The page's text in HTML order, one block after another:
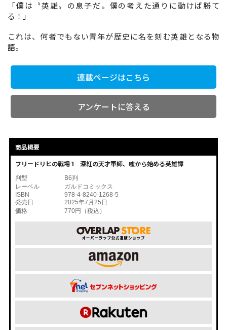
「僕は〝英雄〟の息子だ。僕の考えた通りに動けば勝て
る！」
これは、何者でもない青年が歴史に名を刻む英雄となる物
語。
連載ページはこちら
アンケートに答える
商品概要
フリードリヒの戦場 1 深紅の天才軍師、嘘から始める英雄譚
判型
B6判
レーベル
ガルドコミックス
ISBN
978-4-8240-1268-5
発売日
2025年7月25日
価格
770円（税込）